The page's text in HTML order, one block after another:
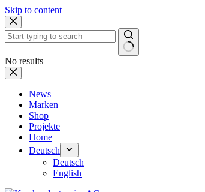
Skip to content
No results
News
Marken
Shop
Projekte
Home
Deutsch
Deutsch
English